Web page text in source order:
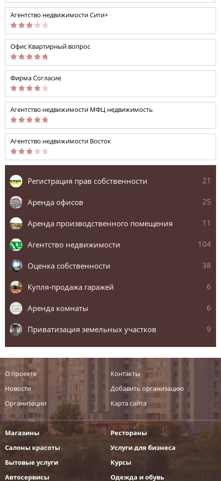
Агентство недвижимости Сити+
Офис Квартирный вопрос
Фирма Согласие
Агентство недвижимости МФЦ недвижимость
Агентство недвижимости Восток
Регистрация прав собственности 21
Аренда офисов 25
Аренда производственного помещения 11
Агентство недвижимости 104
Оценка собственности 38
Купля-продажа гаражей 6
Аренда комнаты 6
Приватизация земельных участков 9
О проекте
Новости
Организации
Контакты
Добавить организацию
Карта сайта
Магазины
Салоны красоты
Бытовые услуги
Автосервисы
Рестораны
Услуги для бизнеса
Курсы
Одежда и обувь